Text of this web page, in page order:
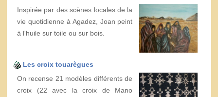
Inspirée par des scènes locales de la
vie quotidienne à Agadez, Joan peint
à l'huile sur toile ou sur bois.
Les croix touarègues
On recense 21 modèles différents de
croix (22 avec la croix de Mano